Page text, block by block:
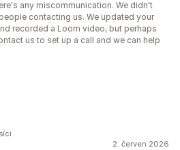
any miscommunication. We didn't
contacting us. We updated your
recorded a Loom video, but perhaps
us to set up a call and we can help
2. červen 2026